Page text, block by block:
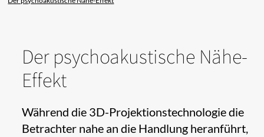
Der psychoakustische Nähe-
Effekt
Während die 3D-Projektionstechnologie die
Betrachter nahe an die Handlung heranführt,